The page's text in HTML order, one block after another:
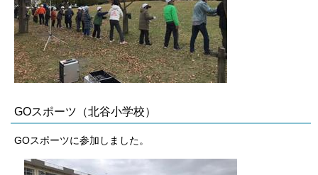
GOスポーツ（北谷小学校）
GOスポーツに参加しました。